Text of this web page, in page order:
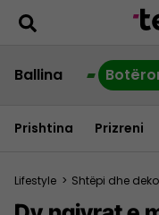
Ballina
Prishtina Prizreni
Lifestyle > Shtëpi dhe